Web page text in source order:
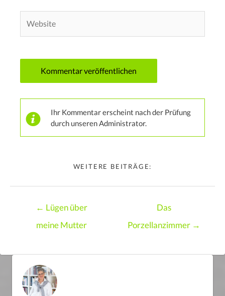
Ihr Kommentar erscheint nach der Prüfung
durch unseren Administrator.
WEITERE BEITRÄGE:
← Lügen über
meine Mutter
Das
Porzellanzimmer →